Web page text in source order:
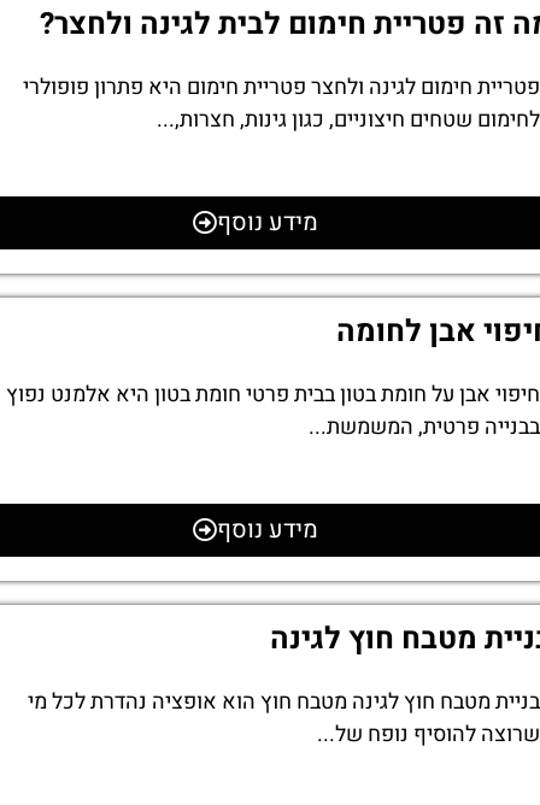
זה פטריית חימום לבית לגינה ולחצר?
פטריית חימום לגינה ולחצר פטריית חימום היא פתרון פופולרי
לחימום שטחים חיצוניים, כגון גינות, חצרות,...
מידע נוסף
אבן לחומה
חיפוי אבן על חומת בטון בבית פרטי חומת בטון היא אלמנט נפוץ
בבנייה פרטית, המשמשת...
מידע נוסף
מטבח חוץ לגינה
בניית מטבח חוץ לגינה מטבח חוץ הוא אופציה נהדרת לכל מי
שרוצה להוסיף נופח של...